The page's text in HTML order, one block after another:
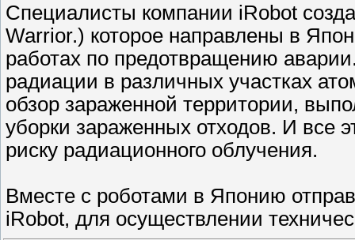
Специалисты компании iRobot
Warrior.) которое направлены в
работах по предотвращению
радиации в различных участках
обзор зараженной территории,
уборки зараженных отходов. И все
риску радиационного облучения.
Вместе с роботами в Японию
iRobot, для осуществлении